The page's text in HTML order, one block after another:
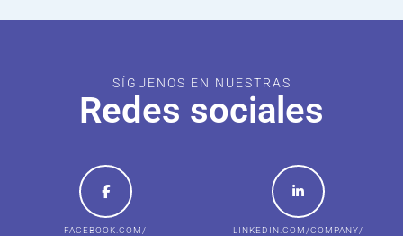
SÍGUENOS EN NUESTRAS
Redes sociales
FACEBOOK.COM/ LINKEDIN.COM/COMPANY/